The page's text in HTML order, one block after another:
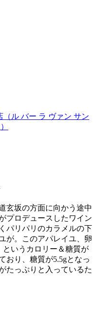
（ル バー ラ ヴァン サン
玄坂の方面に向かう途中
プロデュースしたワイン
パリパリのカラメルの下
が。このアパレイユ、卵
いうカロリー＆糖質が
おり、糖質が5.5gとなっ
たっぷりと入っているた